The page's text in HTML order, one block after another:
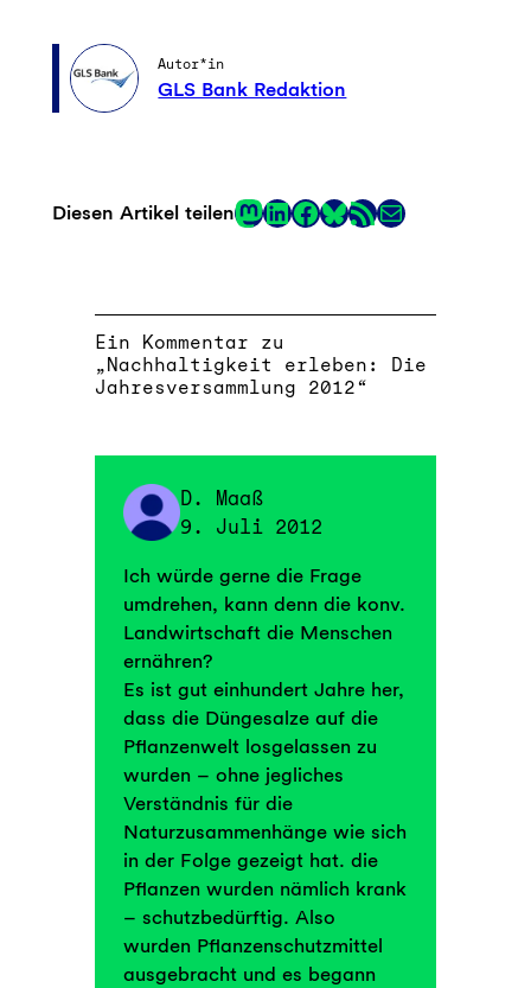
Autor*in
GLS Bank Redaktion
Diesen Artikel teilenMastodon
LinkedIn
Facebook
LinkRSS-Feed
E-Mail
Ein Kommentar zu
„Nachhaltigkeit erleben: Die
Jahresversammlung 2012“
D. Maaß
9. Juli 2012
Ich würde gerne die Frage
umdrehen, kann denn die konv.
Landwirtschaft die Menschen
ernähren?
Es ist gut einhundert Jahre her,
dass die Düngesalze auf die
Pflanzenwelt losgelassen zu
wurden – ohne jegliches
Verständnis für die
Naturzusammenhänge wie sich
in der Folge gezeigt hat. die
Pflanzen wurden nämlich krank
– schutzbedürftig. Also
wurden Pflanzenschutzmittel
ausgebracht und es begann